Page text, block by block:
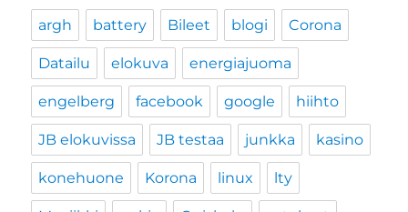
argh battery Bileet blogi Corona
Datailu elokuva energiajuoma
engelberg facebook google hiihto
JB elokuvissa JB testaa junkka kasino
konehuone Korona linux lty